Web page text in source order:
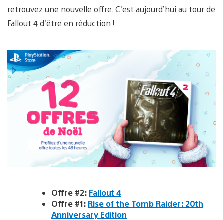
retrouvez une nouvelle offre. C’est aujourd’hui au tour de
Fallout 4 d’être en réduction !
Offre #2: Fallout 4
Offre #1: Rise of the Tomb Raider: 20th
Anniversary Edition